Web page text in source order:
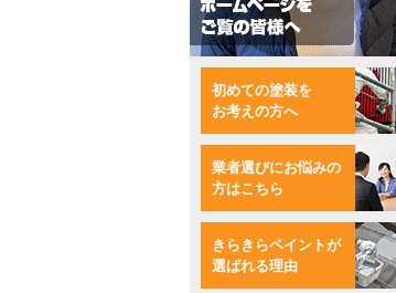
初めての塗装を
お考えの方へ
業者選びにお悩みの
方はこちら
きらきらペイントが
選ばれる理由